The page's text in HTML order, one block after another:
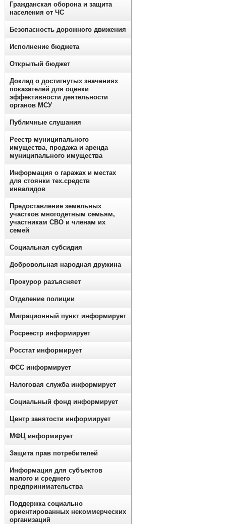
Гражданская оборона и защита
населения от ЧС
Безопасность дорожного движения
Исполнение бюджета
Открытый бюджет
Доклад о достигнутых значениях
показателей для оценки
эффективности деятельности
органов МСУ
Публичные слушания
Реестр муниципального
имущества, продажа и аренда
муниципального имущества
Информация о гаражах и местах
для стоянки тех.средств
инвалидов
Предоставление земельных
участков многодетным семьям,
участникам СВО и членам их
семей
Социальная субсидия
Добровольная народная дружина
Прокурор разъясняет
Отделение полиции
Миграционный пункт информирует
Росреестр информирует
Росстат информирует
ФСС информирует
Налоговая служба информирует
Социальный фонд информирует
Центр занятости информирует
МФЦ информирует
Защита прав потребителей
Информация для субъектов
малого и среднего
предпринимательства
Поддержка социально
ориентированных некоммерческих
организаций